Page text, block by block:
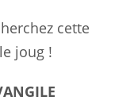
cette
joug !